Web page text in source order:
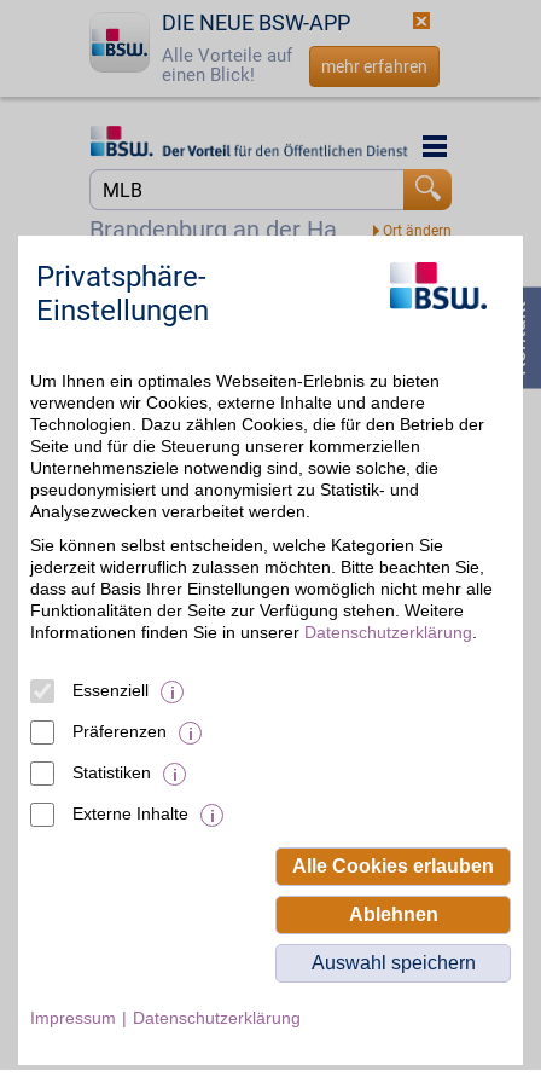
DIE NEUE BSW-APP
Alle Vorteile auf
einen Blick!
mehr erfahren
Startseite
☎ 0800 - 279 25 82
Brandenburg an der Havel
Startseite
DAZN Gutschein
bis zu 20€
DAZN
Mit dem Livesport-
Streamingdienst über
8.000
Sportübertragungen pro
Jahr erleben: von zu
Hause, unterwegs,
zeitversetzt oder im
Rückblick. Jetzt das
umfangreiche
Sportangebot genießen
und BSW-Vorteil sichern.
© BSW Verbraucher-Service
Alle Rechte vorbehalten.
Privatsphäre-
Einstellungen
Um Ihnen ein optimales Webseiten-Erlebnis zu bieten
verwenden wir Cookies, externe Inhalte und andere
Technologien. Dazu zählen Cookies, die für den Betrieb der
Seite und für die Steuerung unserer kommerziellen
Unternehmensziele notwendig sind, sowie solche, die
pseudonymisiert und anonymisiert zu Statistik- und
Analysezwecken verarbeitet werden.
Sie können selbst entscheiden, welche Kategorien Sie
jederzeit widerruflich zulassen möchten. Bitte beachten Sie,
dass auf Basis Ihrer Einstellungen womöglich nicht mehr alle
Funktionalitäten der Seite zur Verfügung stehen. Weitere
Informationen finden Sie in unserer Datenschutzerklärung
Essenziell
Präferenzen
Statistiken
Externe Inhalte
Alle Cookies erlauben
Ablehnen
Auswahl speichern
Impressum Datenschutzerklärung